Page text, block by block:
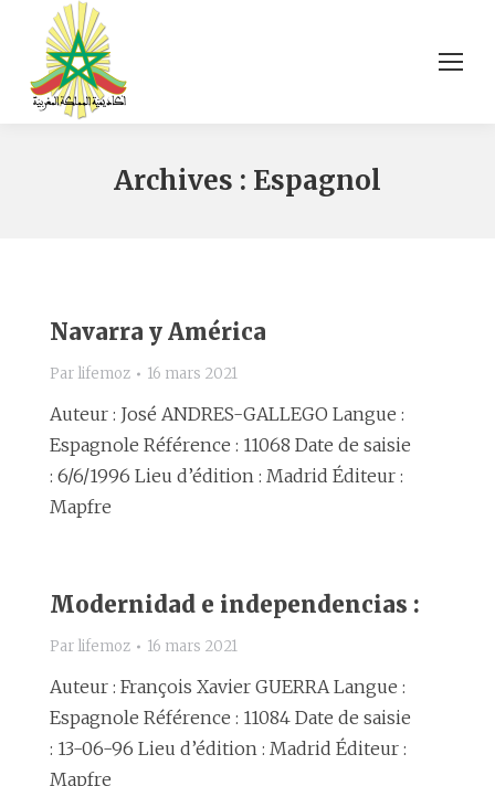
Archives : Espagnol
Navarra y América
Par lifemoz 16 mars 2021
Auteur : José ANDRES-GALLEGO Langue :
Espagnole Référence : 11068 Date de saisie
: 6/6/1996 Lieu d’édition : Madrid Éditeur :
Mapfre
Modernidad e independencias :
Par lifemoz 16 mars 2021
Auteur : François Xavier GUERRA Langue :
Espagnole Référence : 11084 Date de saisie
: 13-06-96 Lieu d’édition : Madrid Éditeur :
Mapfre